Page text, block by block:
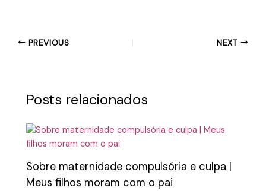
PREVIOUS NEXT
Posts relacionados
Sobre maternidade compulsória e culpa |
Meus filhos moram com o pai